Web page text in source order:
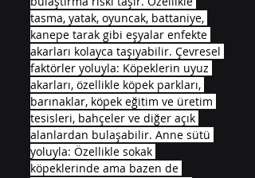
tasma, yatak, oyuncak, battaniye,
kanepe tarak gibi eşyalar enfekte
akarları kolayca taşıyabilir. Çevresel
faktörler yoluyla: Köpeklerin uyuz
akarları, özellikle köpek parkları,
barınaklar, köpek eğitim ve üretim
tesisleri, bahçeler ve diğer açık
alanlardan bulaşabilir. Anne sütü
yoluyla: Özellikle sokak
köpeklerinde ama bazen de